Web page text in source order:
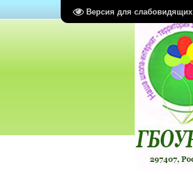
Версия для слабовидящих